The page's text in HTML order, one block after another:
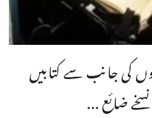
کی جانب سے کتابیں
ضائع ...